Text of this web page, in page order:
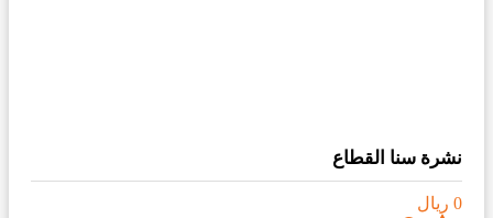
نشرة سنا القطاع
0 ريال